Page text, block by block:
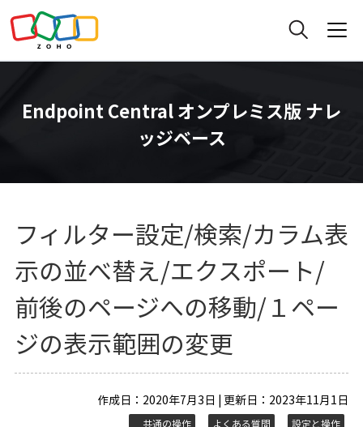
Endpoint Central オンプレミス版 ナレ
ッジベース
フィルター設定/検索/カラム表
示の並べ替え/エクスポート/
前後のページへの移動/１ペー
ジの表示範囲の変更
作成日：2020年7月3日 | 更新日：2023年11月1日
共通の操作 よくある質問 設定と操作